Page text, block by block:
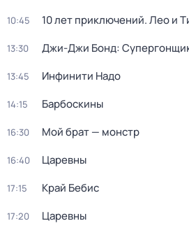
10:45 10 лет приключений. Лео и
13:30 Джи-Джи Бонд:
13:45 Инфинити Надо
14:15 Барбоскины
16:30 Мой брат — монстр
16:40 Царевны
17:15 Край Бебис
17:20 Царевны